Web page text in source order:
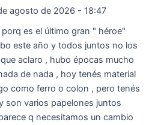
agosto de 2026 - 18:47
es el último gran " héroe"
este año y todos juntos no los
aclaro , hubo épocas mucho
de nada , hoy tenés material
como ferro o colon , pero tenés
son varios papelones juntos
q necesitamos un cambio